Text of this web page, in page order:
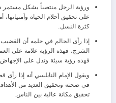
ورؤية الرجل منتصباً بشكل
على تحقيق أحلام الحياة
كثرة النسل.
إذا رأى الحالم في حلمه أن
الشرج، فهذه الرؤية علامة على
فهذه رؤية سيئة وتدل على
ويقول الإمام النابلسي أنه إذا
في صحته وتحقيق العديد من
تحقيق مكانة عالية بين الناس.